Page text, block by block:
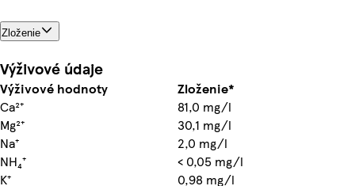
Zloženie
Výživové údaje
Výživové hodnoty
Zloženie*
Ca²⁺
81,0 mg/l
Mg²⁺
30,1 mg/l
Na⁺
2,0 mg/l
NH₄⁺
< 0,05 mg/l
K⁺
0,98 mg/l